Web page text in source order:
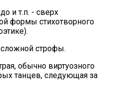
и т.п. - сверх
формы стихотворного
сложной строфы.
обычно виртуозного
танцев, следующая за